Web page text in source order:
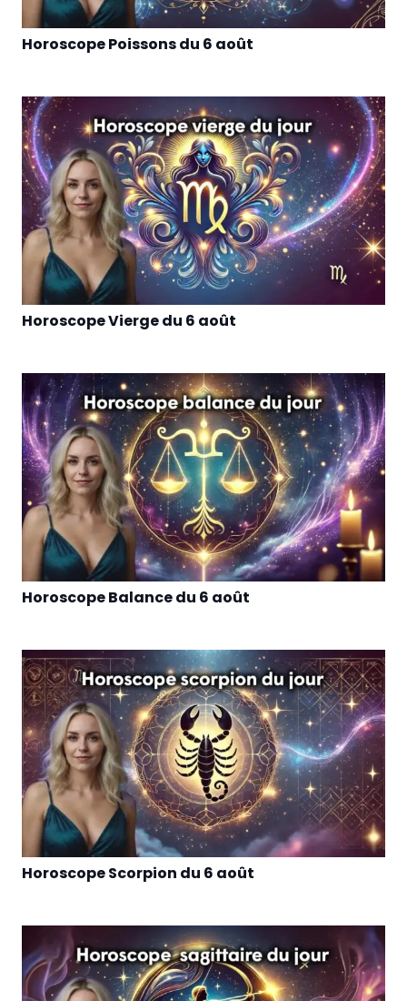
Horoscope Poissons du 6 août
Horoscope Vierge du 6 août
Horoscope Balance du 6 août
Horoscope Scorpion du 6 août